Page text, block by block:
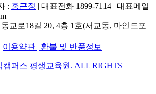
: 홍근정 | 대표전화 1899-7114 | 대표메일
교로18길 20, 4층 1호(서교동, 마인드포
이용약관 | 환불 및 반품정보
캠퍼스 평생교육원. ALL RIGHTS